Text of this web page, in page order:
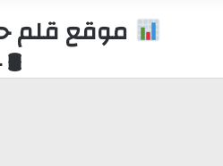
موقع قلم
🛢